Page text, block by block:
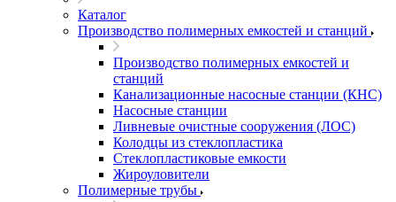
Каталог
Производство полимерных емкостей и станций
Производство полимерных емкостей и
станций
Канализационные насосные станции (КНС)
Насосные станции
Ливневые очистные сооружения (ЛОС)
Колодцы из стеклопластика
Стеклопластиковые емкости
Жироуловители
Полимерные трубы